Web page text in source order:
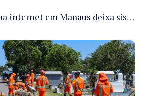
Instabilidade na internet em Manaus deixa sistemas de atendimento municipal temporariamente indisponíveis